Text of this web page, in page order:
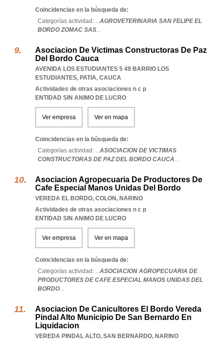
Coincidencias en la búsqueda de:
Categorías actividad: ...AGROVETERINARIA SAN FELIPE EL
BORDO ZOMAC SAS...
Asociacion De Victimas Constructoras De Paz
Del Bordo Cauca
AVENIDA LOS ESTUDIANTES 5 49 BARRIO LOS
ESTUDIANTES, PATIA, CAUCA
Actividades de otras asociaciones n c p
ENTIDAD SIN ANIMO DE LUCRO
Ver empresa Ver en mapa
Coincidencias en la búsqueda de:
Categorías actividad: ...ASOCIACION DE VICTIMAS
CONSTRUCTORAS DE PAZ DEL BORDO CAUCA...
Asociacion Agropecuaria De Productores De
Cafe Especial Manos Unidas Del Bordo
VEREDA EL BORDO, COLON, NARINO
Actividades de otras asociaciones n c p
ENTIDAD SIN ANIMO DE LUCRO
Ver empresa Ver en mapa
Coincidencias en la búsqueda de:
Categorías actividad: ...ASOCIACION AGROPECUARIA DE
PRODUCTORES DE CAFE ESPECIAL MANOS UNIDAS DEL
BORDO...
Asociacion De Canicultores El Bordo Vereda
Pindal Alto Municipio De San Bernardo En
Liquidacion
VEREDA PINDAL ALTO, SAN BERNARDO, NARINO